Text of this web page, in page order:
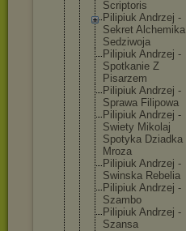
Scriptoris
Pilipiuk Andrzej -
Sekret Alchemika
Sedziwoja
Pilipiuk Andrzej -
Spotkanie Z
Pisarzem
Pilipiuk Andrzej -
Sprawa Filipowa
Pilipiuk Andrzej -
Swiety Mikolaj
Spotyka Dziadka
Mroza
Pilipiuk Andrzej -
Swinska Rebelia
Pilipiuk Andrzej -
Szambo
Pilipiuk Andrzej -
Szansa